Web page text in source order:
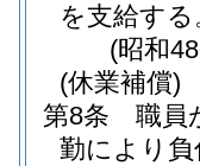
を支給する
(昭和
(休業補償)
第8条
職員
勤により